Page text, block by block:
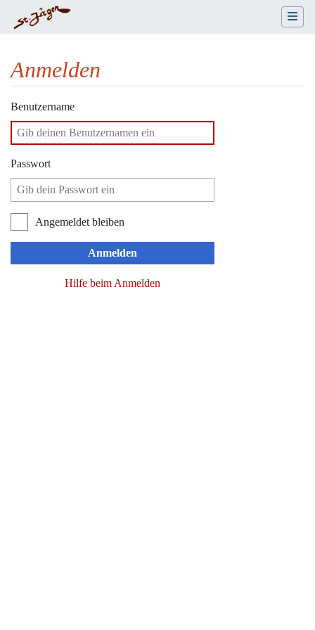
Anmelden
Wechseln zu:Navigation
Benutzername
Passwort
Angemeldet bleiben
Anmelden
Hilfe beim Anmelden